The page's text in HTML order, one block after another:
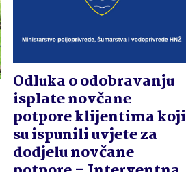
Odluka o odobravanju
isplate novčane
potpore klijentima koji
su ispunili uvjete za
dodjelu novčane